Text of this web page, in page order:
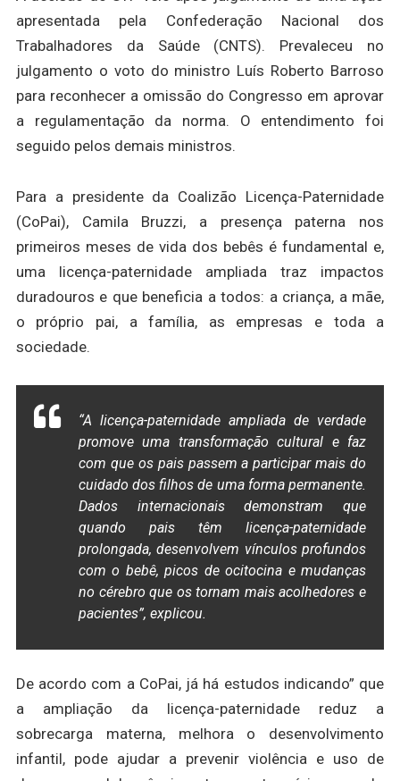
apresentada pela Confederação Nacional dos
Trabalhadores da Saúde (CNTS). Prevaleceu no
julgamento o voto do ministro Luís Roberto Barroso
para reconhecer a omissão do Congresso em aprovar
a regulamentação da norma. O entendimento foi
seguido pelos demais ministros.
Para a presidente da Coalizão Licença-Paternidade
(CoPai), Camila Bruzzi, a presença paterna nos
primeiros meses de vida dos bebês é fundamental e,
uma licença-paternidade ampliada traz impactos
duradouros e que beneficia a todos: a criança, a mãe,
o próprio pai, a família, as empresas e toda a
sociedade.
“A licença-paternidade ampliada de verdade
promove uma transformação cultural e faz
com que os pais passem a participar mais do
cuidado dos filhos de uma forma permanente.
Dados internacionais demonstram que
quando pais têm licença-paternidade
prolongada, desenvolvem vínculos profundos
com o bebê, picos de ocitocina e mudanças
no cérebro que os tornam mais acolhedores e
pacientes”, explicou.
De acordo com a CoPai, já há estudos indicando” que
a ampliação da licença-paternidade reduz a
sobrecarga materna, melhora o desenvolvimento
infantil, pode ajudar a prevenir violência e uso de